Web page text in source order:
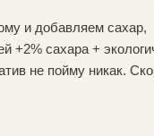
и добавляем сахар,
+2% сахара +
не пойму никак.